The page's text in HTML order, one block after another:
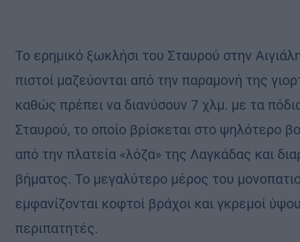
Το ερημικό ξωκλήσι του Σταυρού στην
πιστοί μαζεύονται από την παραμονή της
καθώς πρέπει να διανύσουν 7 χλμ. με τα
Σταυρού, το οποίο βρίσκεται στο ψηλότερο
από την πλατεία «λόζα» της Λαγκάδας και
βήματος. Το μεγαλύτερο μέρος του
εμφανίζονται κοφτοί βράχοι και γκρεμοί
περιπατητές.